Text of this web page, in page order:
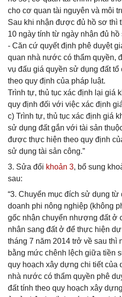
cho cơ quan tài nguyên và môi
Sau khi nhận được đủ hồ sơ thì
10 ngày tính từ ngày nhận đủ hồ
- Căn cứ quyết định phê duyệt
quan nhà nước có thẩm quyền,
vụ đấu giá quyền sử dụng đất
theo quy định của pháp luật.
Trình tự, thủ tục xác định lại giá
quy định đối với việc xác định
c) Trình tự, thủ tục xác định giá
sử dụng đất gắn với tài sản
được thực hiện theo quy định
sử dụng tài sản công.”
3. Sửa đổi khoản 3, bổ sung
sau:
“3. Chuyển mục đích sử dụng từ
doanh phi nông nghiệp (không
gốc nhận chuyển nhượng đất ở
nhân sang đất ở để thực hiện
tháng 7 năm 2014 trở về sau thì
bằng mức chênh lệch giữa tiền
quy hoạch xây dựng chi tiết
nhà nước có thẩm quyền phê
đất tính theo quy hoạch xây